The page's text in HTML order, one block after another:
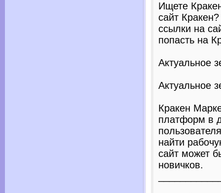
Ищете
сайт
ссылки на
попасть на
Актуальное
Актуальное
Кракен
платформ в
найти
сайт может
новичков.